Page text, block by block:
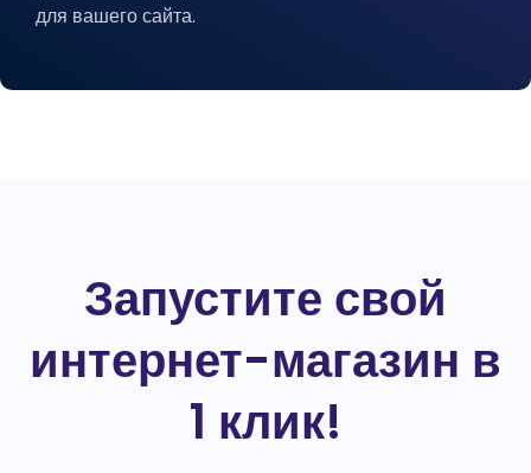
для вашего сайта.
Запустите свой
интернет-магазин в
1 клик!